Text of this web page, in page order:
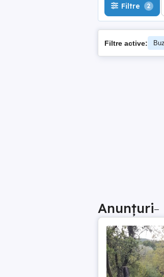
Filtre 2
Filtre active:
Anunțuri–